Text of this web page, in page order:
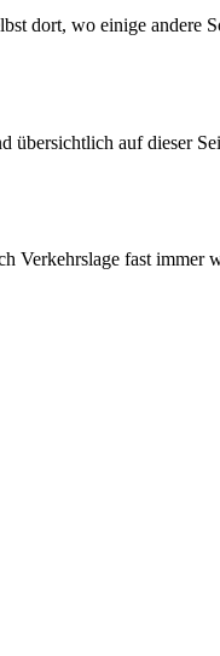
dort, wo einige andere
übersichtlich auf dieser
Verkehrslage fast immer